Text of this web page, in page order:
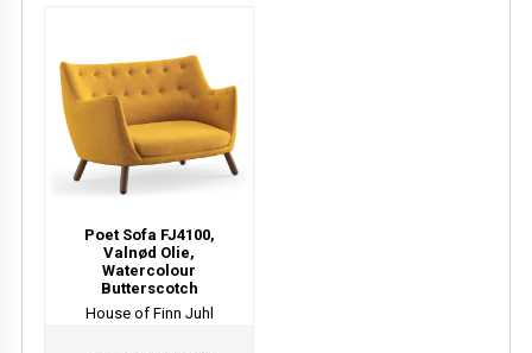
Poet Sofa FJ4100,
Valnød Olie,
Watercolour
Butterscotch
House of Finn Juhl